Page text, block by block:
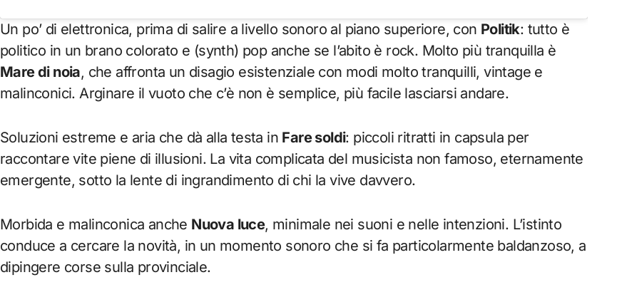
Un po’ di elettronica, prima di salire a livello sonoro al piano superiore, con Politik: tutto è
politico in un brano colorato e (synth) pop anche se l’abito è rock. Molto più tranquilla è
Mare di noia, che affronta un disagio esistenziale con modi molto tranquilli, vintage e
malinconici. Arginare il vuoto che c’è non è semplice, più facile lasciarsi andare.
Soluzioni estreme e aria che dà alla testa in Fare soldi: piccoli ritratti in capsula per
raccontare vite piene di illusioni. La vita complicata del musicista non famoso, eternamente
emergente, sotto la lente di ingrandimento di chi la vive davvero.
Morbida e malinconica anche Nuova luce, minimale nei suoni e nelle intenzioni. L’istinto
conduce a cercare la novità, in un momento sonoro che si fa particolarmente baldanzoso, a
dipingere corse sulla provinciale.